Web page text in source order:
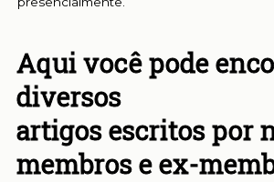
Aqui você pode
diversos
artigos escritos por
membros e ex-